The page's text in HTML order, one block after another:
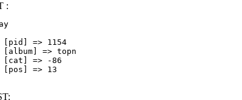
:
[pid] => 1154
[album] => topn
[cat] => -86
[pos] => 13